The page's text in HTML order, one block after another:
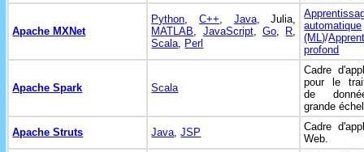
Apache MXNet
Python,C++, Java, Julia,
MATLAB, JavaScript,Go, R,
Scala, Perl
automatique
(ML)/
profond
Apache Spark Scala
Cadre
pour le
de
grande
Apache Struts Java,JSP
Cadre
Web.